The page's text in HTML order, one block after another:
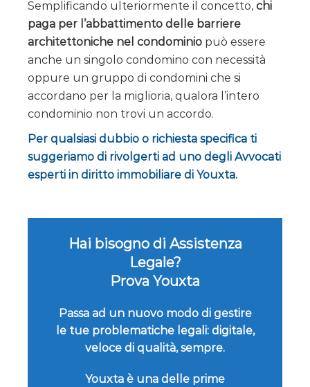
Semplificando ulteriormente il concetto, chi
paga per l’abbattimento delle barriere
architettoniche nel condominio può essere
anche un singolo condomino con necessità
oppure un gruppo di condomini che si
accordano per la miglioria, qualora l’intero
condominio non trovi un accordo.
Per qualsiasi dubbio o richiesta specifica ti
suggeriamo di rivolgerti ad uno degli Avvocati
esperti in diritto immobiliare di Youxta.
Hai bisogno di Assistenza
Legale?
Prova Youxta
Passa ad un nuovo modo di gestire
le tue problematiche legali: digitale,
veloce di qualità, sempre.
Youxta è una delle prime